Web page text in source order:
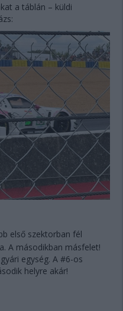
a táblán – küldi
első szektorban fél
A másodikban másfelet!
egység. A #6-os
helyre akár!